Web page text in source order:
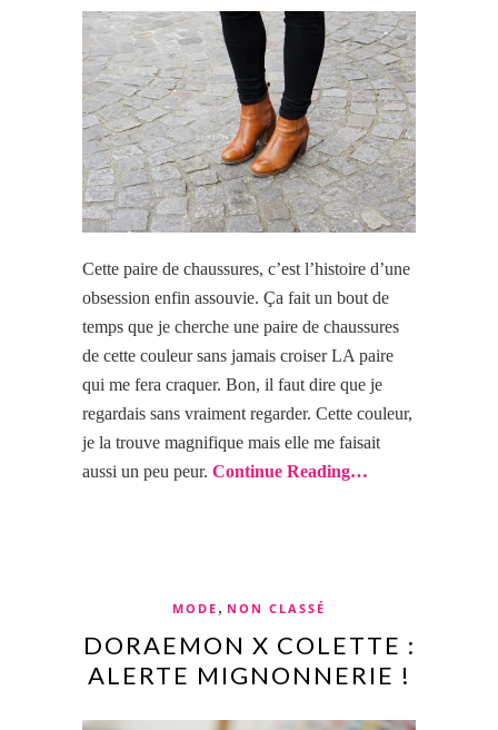
Cette paire de chaussures, c’est l’histoire d’une
obsession enfin assouvie. Ça fait un bout de
temps que je cherche une paire de chaussures
de cette couleur sans jamais croiser LA paire
qui me fera craquer. Bon, il faut dire que je
regardais sans vraiment regarder. Cette couleur,
je la trouve magnifique mais elle me faisait
aussi un peu peur. Continue Reading…
MODE , NON CLASSÉ
DORAEMON X COLETTE :
ALERTE MIGNONNERIE !